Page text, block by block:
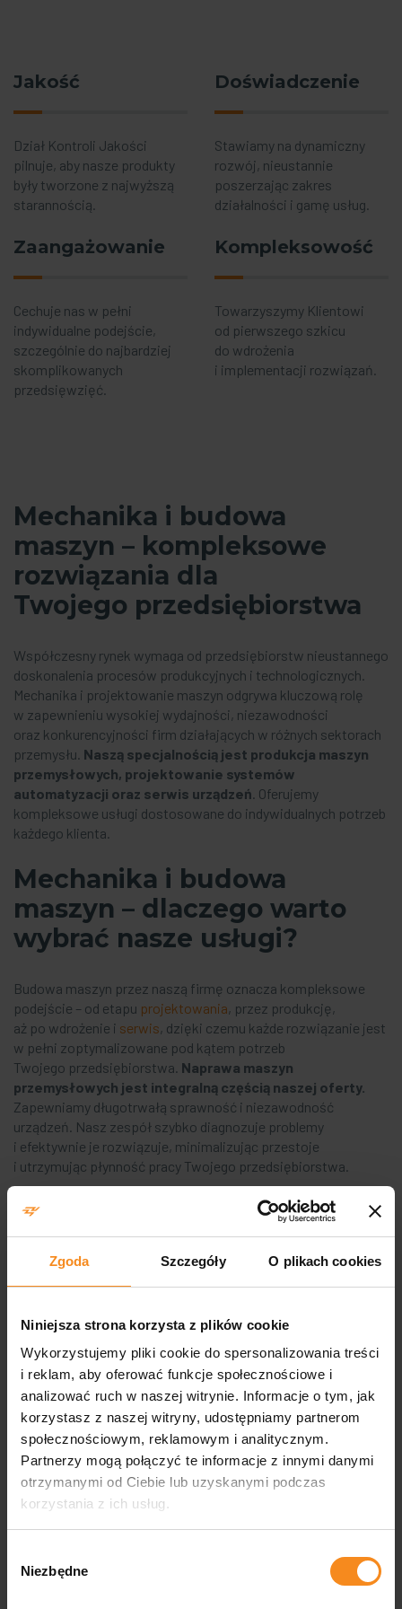
Zgoda Szczegóły O plikach cookies
Niniejsza strona korzysta z plików cookie
Wykorzystujemy pliki cookie do spersonalizowania treści
i reklam, aby oferować funkcje społecznościowe i
analizować ruch w naszej witrynie. Informacje o tym, jak
korzystasz z naszej witryny, udostępniamy partnerom
społecznościowym, reklamowym i analitycznym.
Partnerzy mogą połączyć te informacje z innymi danymi
otrzymanymi od Ciebie lub uzyskanymi podczas
korzystania z ich usług.
zgody
Niezbędne
Jakość
Dział Kontroli Jakości
pilnuje, aby nasze produkty
były tworzone z najwyższą
starannością.
Doświadczenie
Stawiamy na dynamiczny
rozwój, nieustannie
poszerzając zakres
działalności i gamę usług.
Zaangażowanie
Cechuje nas w pełni
indywidualne podejście,
szczególnie do najbardziej
skomplikowanych
przedsięwzięć.
Kompleksowość
Towarzyszymy Klientowi
od pierwszego szkicu
do wdrożenia
i implementacji rozwiązań.
Mechanika i budowa
maszyn – kompleksowe
rozwiązania dla
Twojego przedsiębiorstwa
Współczesny rynek wymaga od przedsiębiorstw nieustannego
doskonalenia procesów produkcyjnych i technologicznych.
Mechanika i projektowanie maszyn odgrywa kluczową rolę
w zapewnieniu wysokiej wydajności, niezawodności
oraz konkurencyjności firm działających w różnych sektorach
przemysłu. Naszą specjalnością jest produkcja maszyn
przemysłowych, projektowanie systemów
automatyzacji oraz serwis urządzeń. Oferujemy
kompleksowe usługi dostosowane do indywidualnych potrzeb
każdego klienta.
Mechanika i budowa
maszyn – dlaczego warto
wybrać nasze usługi?
Budowa maszyn przez naszą firmę oznacza kompleksowe
podejście – od etapu projektowania, przez produkcję,
aż po wdrożenie i serwis, dzięki czemu każde rozwiązanie jest
w pełni zoptymalizowane pod kątem potrzeb
Twojego przedsiębiorstwa. Naprawa maszyn
przemysłowych jest integralną częścią naszej oferty.
Zapewniamy długotrwałą sprawność i niezawodność
urządzeń. Nasz zespół szybko diagnozuje problemy
i efektywnie je rozwiązuje, minimalizując przestoje
i utrzymując płynność pracy Twojego przedsiębiorstwa.
Budowa maszyn
przemysłowych – nasza
oferta
Oferujemy szeroki zakres usług takich jak mechanika,
obejmuje etapy takie jak:
Budowa maszyn
Budowa maszyn to fundament naszych usług.
Projektujemy
i tworzymy maszyny, które spełniają najwyższe
standardy jakości i wydajności.Oferujemy kompleksowe
podejście, od koncepcji, przez projektowanie, aż po finalną
produkcję i montaż. Dzięki zastosowaniu nowoczesnych
efektywna, co pozwala na tworzenie innowacyjnych, trwałych
i łatwych w obsłudze rozwiązań, idealnie dopasowanych